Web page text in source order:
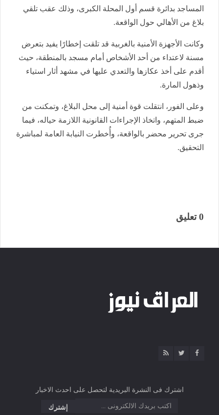
المساجد بدائرة قسم أول المحلة الكبرى، وذلك عقب تلقي
بلاغ من الأهالي حول الواقعة.
وكانت الأجهزة الأمنية بالغربية قد تلقت إخطارًا يفيد بتعرض
مسنة لاعتداء من أحد الأشخاص أمام مسجد بالمنطقة، حيث
أقدم على أخذ عكازها والتعدي عليها في مشهد أثار استياء
وذهول المارة.
وعلى الفور، انتقلت قوة أمنية إلى محل البلاغ، وتمكنت من
ضبط المتهم، واتخاذ الإجراءات القانونية اللازمة حياله، فيما
جرى تحرير محضر بالواقعة، وأُخطرت النيابة العامة لمباشرة
التحقيق.
0 تعليق
اشترك فى النشرة البريدية لتحصل على احدث الاخبار